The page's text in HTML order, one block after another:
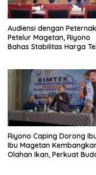
Audiensi dengan Peternak
Petelur Magetan, Riyono
Bahas Stabilitas Harga
Riyono Caping Dorong
Ibu Magetan
Olahan Ikan, Perkuat